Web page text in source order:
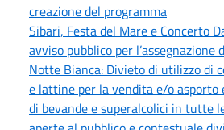
creazione del programma
Sibari, Festa del Mare e Concerto
avviso pubblico per l’assegnazione
Notte Bianca: Divieto di utilizzo di
e lattine per la vendita e/o asporto
di bevande e superalcolici in tutte